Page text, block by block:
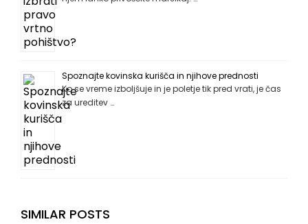
Spoznajte kovinska kurišča in njihove prednosti
Ko se vreme izboljšuje in je poletje tik pred vrati, je čas
za ureditev …
SIMILAR POSTS